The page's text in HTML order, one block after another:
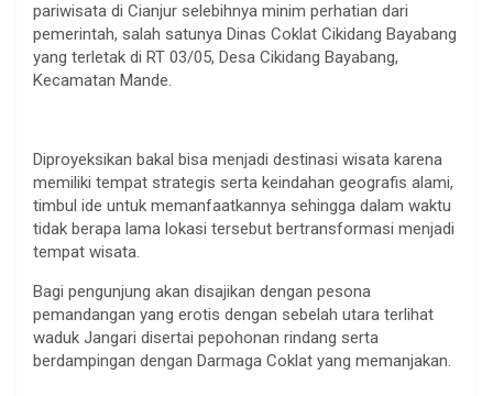
pariwisata di Cianjur selebihnya minim perhatian dari
pemerintah, salah satunya Dinas Coklat Cikidang Bayabang
yang terletak di RT 03/05, Desa Cikidang Bayabang,
Kecamatan Mande.
Diproyeksikan bakal bisa menjadi destinasi wisata karena
memiliki tempat strategis serta keindahan geografis alami,
timbul ide untuk memanfaatkannya sehingga dalam waktu
tidak berapa lama lokasi tersebut bertransformasi menjadi
tempat wisata.
Bagi pengunjung akan disajikan dengan pesona
pemandangan yang erotis dengan sebelah utara terlihat
waduk Jangari disertai pepohonan rindang serta
berdampingan dengan Darmaga Coklat yang memanjakan.